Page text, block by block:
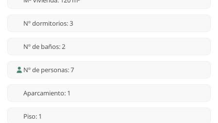
Nº dormitorios: 3
Nº de baños: 2
Nº de personas: 7
Aparcamiento: 1
Piso: 1